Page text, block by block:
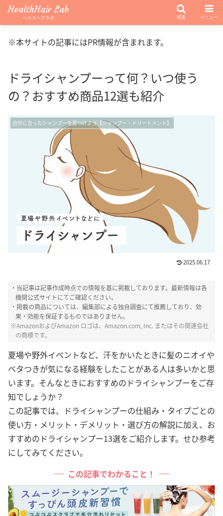
※本サイトの記事にはPR情報が含まれます。
ドライシャンプーって何？いつ使う
の？おすすめ商品12選も紹介
自分に合ったシャンプーを見つけよう【シャンプー・トリートメント】
2025.06.17
・当記事は記事作成時点での情報を基に掲載しております。最新情報は各
機関公式サイトにてご確認ください。
・掲載の商品については、編集部による独自調査にて推薦しており、効
果・効能を保証するものではありません。
※AmazonおよびAmazon ロゴは、Amazon.com, Inc. またはその関連会社
の商標です。
夏場や野外イベントなど、汗をかいたときに髪のニオイや
ベタつきが気になる経験をしたことがある人は多いかと思
います。 そんなときにおすすめのドライシャンプーをご存
知でしょうか？
この記事では、ドライシャンプーの仕組み・タイプごとの
使い方・メリット・デメリット・選び方の解説に加え、お
すすめのドライシャンプー13選をご紹介します。せひ参考
にしてみてください。
この記事でわかること！
HealthHair Lab
ヘルスヘアラボ 検索 メニュー